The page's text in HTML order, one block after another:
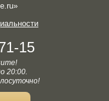
15
20:00.